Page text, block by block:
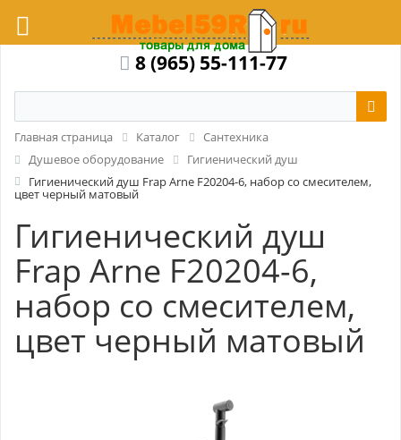
8 (965) 55-111-77
Главная страница Каталог
Сантехника
Душевое оборудование
Гигиенический душ
Гигиенический душ Frap Arne F20204-6, набор со смесителем,
цвет черный матовый
Гигиенический душ
Frap Arne F20204-6,
набор со смесителем,
цвет черный матовый